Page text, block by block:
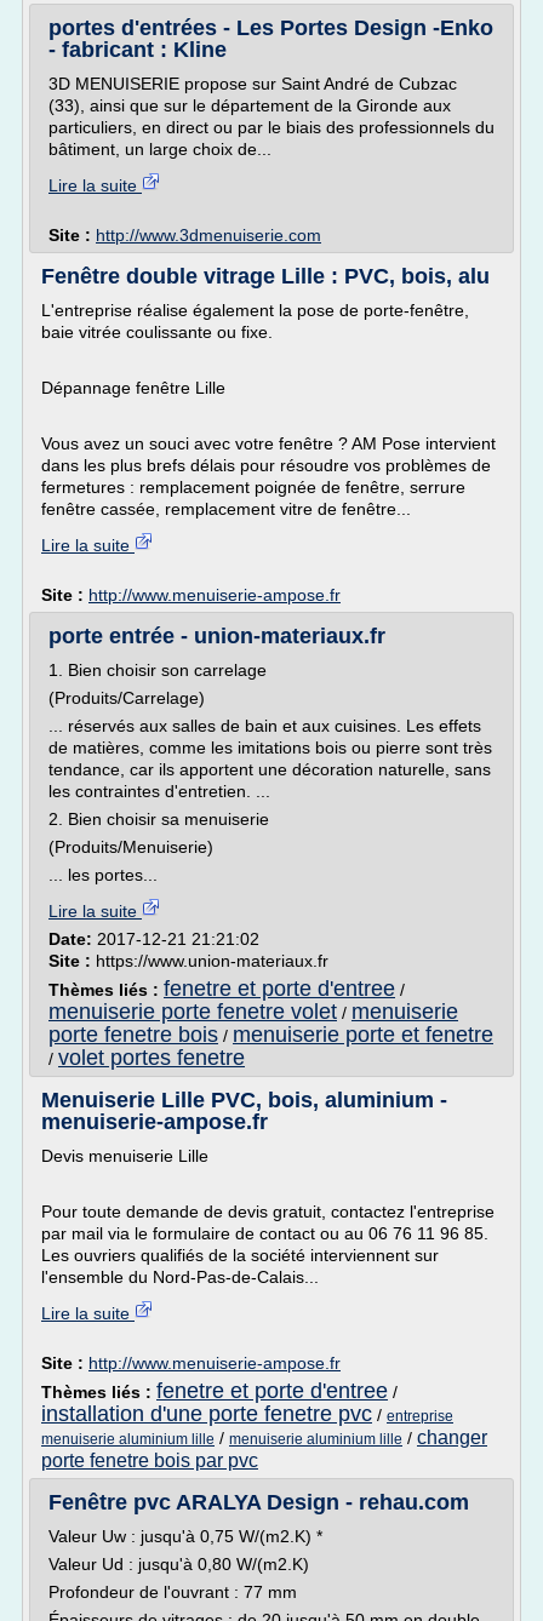
portes d'entrées - Les Portes Design -Enko
- fabricant : Kline
3D MENUISERIE propose sur Saint André de Cubzac
(33), ainsi que sur le département de la Gironde aux
particuliers, en direct ou par le biais des professionnels du
bâtiment, un large choix de...
Lire la suite
Site : http://www.3dmenuiserie.com
Fenêtre double vitrage Lille : PVC, bois, alu
L'entreprise réalise également la pose de porte-fenêtre,
baie vitrée coulissante ou fixe.
Dépannage fenêtre Lille
Vous avez un souci avec votre fenêtre ? AM Pose intervient
dans les plus brefs délais pour résoudre vos problèmes de
fermetures : remplacement poignée de fenêtre, serrure
fenêtre cassée, remplacement vitre de fenêtre...
Lire la suite
Site : http://www.menuiserie-ampose.fr
porte entrée - union-materiaux.fr
1. Bien choisir son carrelage
(Produits/Carrelage)
... réservés aux salles de bain et aux cuisines. Les effets
de matières, comme les imitations bois ou pierre sont très
tendance, car ils apportent une décoration naturelle, sans
les contraintes d'entretien. ...
2. Bien choisir sa menuiserie
(Produits/Menuiserie)
... les portes...
Lire la suite
Date: 2017-12-21 21:21:02
Site : https://www.union-materiaux.fr
Thèmes liés : fenetre et porte d'entree /
menuiserie porte fenetre volet / menuiserie
porte fenetre bois / menuiserie porte et fenetre
/ volet portes fenetre
Menuiserie Lille PVC, bois, aluminium -
menuiserie-ampose.fr
Devis menuiserie Lille
Pour toute demande de devis gratuit, contactez l'entreprise
par mail via le formulaire de contact ou au 06 76 11 96 85.
Les ouvriers qualifiés de la société interviennent sur
l'ensemble du Nord-Pas-de-Calais...
Lire la suite
Site : http://www.menuiserie-ampose.fr
Thèmes liés : fenetre et porte d'entree /
installation d'une porte fenetre pvc / entreprise
menuiserie aluminium lille / menuiserie aluminium lille / changer
porte fenetre bois par pvc
Fenêtre pvc ARALYA Design - rehau.com
Valeur Uw : jusqu'à 0,75 W/(m2.K) *
Valeur Ud : jusqu'à 0,80 W/(m2.K)
Profondeur de l'ouvrant : 77 mm